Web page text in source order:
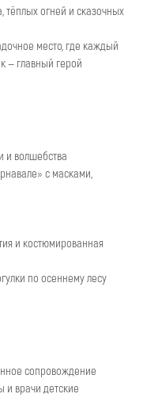
тёплых огней и сказочных
место, где каждый
— главный герой
и волшебства
с масками,
и костюмированная
по осеннему лесу
сопровождение
и врачи детские